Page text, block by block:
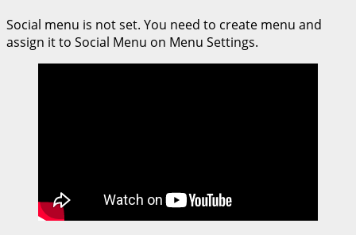
คว้า
3
เหรียญ
Social menu is not set. You need to create menu and
assign it to Social Menu on Menu Settings.